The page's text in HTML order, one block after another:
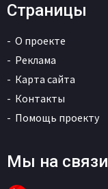
Страницы
О проекте
Реклама
Карта сайта
Контакты
Помощь проекту
Мы на связи